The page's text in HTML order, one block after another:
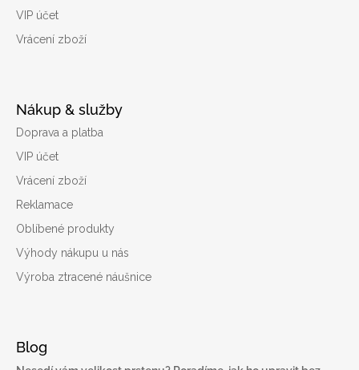
VIP účet
Vrácení zboží
Nákup & služby
Doprava a platba
VIP účet
Vrácení zboží
Reklamace
Oblíbené produkty
Výhody nákupu u nás
Výroba ztracené náušnice
Blog